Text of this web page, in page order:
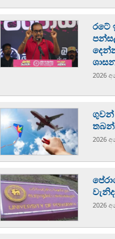
රටේ
2026
ගුවන්
2026
2026